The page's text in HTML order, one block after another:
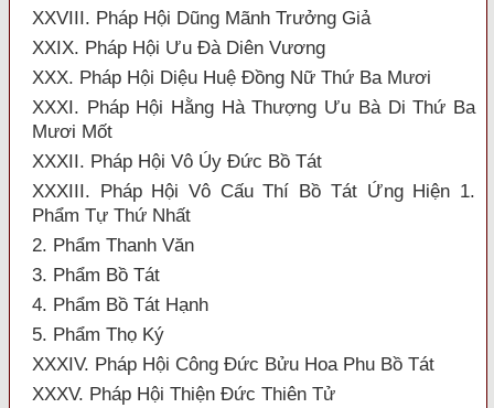
XXVIII. Pháp Hội Dũng Mãnh Trưởng Giả
XXIX. Pháp Hội Ưu Đà Diên Vương
XXX. Pháp Hội Diệu Huệ Đồng Nữ Thứ Ba Mươi
XXXI. Pháp Hội Hằng Hà Thượng Ưu Bà Di Thứ Ba
Mươi Mốt
XXXII. Pháp Hội Vô Úy Đức Bồ Tát
XXXIII. Pháp Hội Vô Cấu Thí Bồ Tát Ứng Hiện 1.
Phẩm Tự Thứ Nhất
2. Phẩm Thanh Văn
3. Phẩm Bồ Tát
4. Phẩm Bồ Tát Hạnh
5. Phẩm Thọ Ký
XXXIV. Pháp Hội Công Đức Bửu Hoa Phu Bồ Tát
XXXV. Pháp Hội Thiện Đức Thiên Tử